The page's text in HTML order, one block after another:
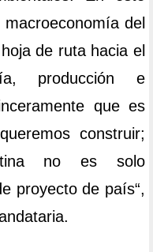
del
de ruta hacia el
producción e
que es
construir;
no es solo
proyecto de país“,